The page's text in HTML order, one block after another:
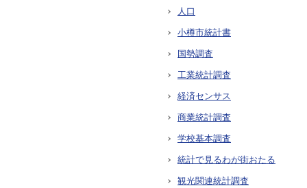
人口
小樽市統計書
国勢調査
工業統計調査
経済センサス
商業統計調査
学校基本調査
統計で見るわが街おたる
観光関連統計調査